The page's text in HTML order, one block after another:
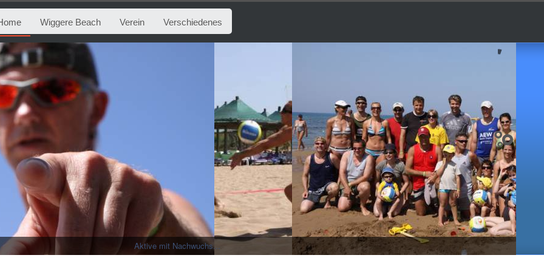
Wiggere Beach Verein Verschiedenes
Aktive mit Nachwuchs...